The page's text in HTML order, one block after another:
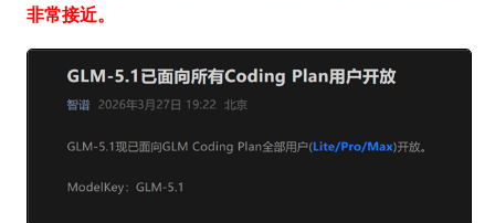
非常接近。